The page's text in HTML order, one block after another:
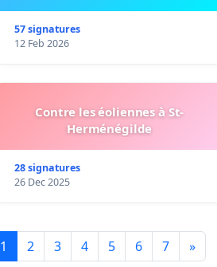
57 signatures
12 Feb 2026
Contre les éoliennes à St-
Herménégilde
28 signatures
26 Dec 2025
1 2 3 4 5 6 7 »